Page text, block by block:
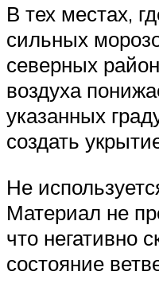
В тех местах,
сильных
северных
воздуха
указанных
создать
Не
Материал не
что негативно
состояние